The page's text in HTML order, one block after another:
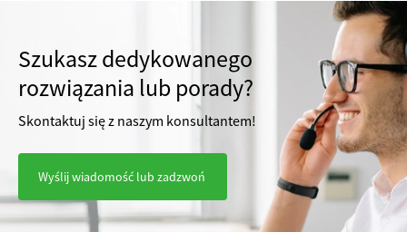
Szukasz dedykowanego
rozwiązania lub porady?
Skontaktuj się z naszym konsultantem!
Wyślij wiadomość lub zadzwoń